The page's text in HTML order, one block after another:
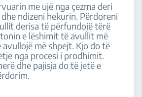
me ujë nga çezma deri
ndizeni hekurin. Përdoreni
derisa të përfundojë tërë
e lëshimit të avullit më
avullojë më shpejt. Kjo do të
nga procesi i prodhimit.
dhe pajisja do të jetë e